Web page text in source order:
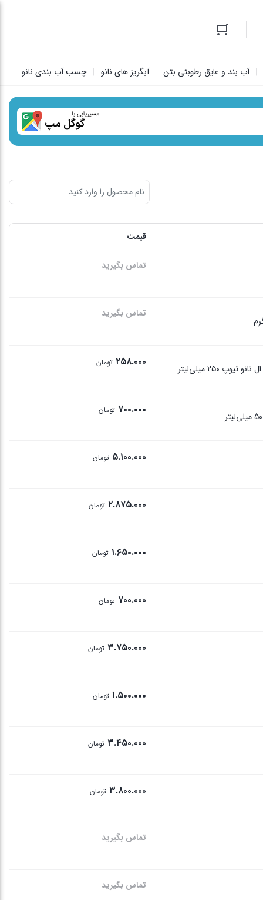
آب بند و عایق رطوبتی بتن آبگریز های نانو چسب آب بندی نانو
قیمت
تماس بگیرید
تماس بگیرید
میلی‌لیتر ۲۵۸.۰۰۰ تومان
۷۰۰.۰۰۰ تومان
۵.۱۰۰.۰۰۰ تومان
۲.۸۷۵.۰۰۰ تومان
۱.۶۵۰.۰۰۰ تومان
۷۰۰.۰۰۰ تومان
۳.۷۵۰.۰۰۰ تومان
۱.۵۰۰.۰۰۰ تومان
۳.۴۵۰.۰۰۰ تومان
۳.۸۰۰.۰۰۰ تومان
تماس بگیرید
تماس بگیرید